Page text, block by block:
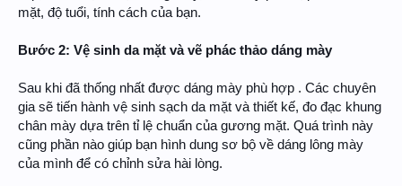
mặt, độ tuổi, tính cách của bạn.
Bước 2: Vệ sinh da mặt và vẽ phác thảo dáng mày
Sau khi đã thống nhất được dáng mày phù hợp . Các chuyên
gia sẽ tiến hành vệ sinh sạch da mặt và thiết kế, đo đạc khung
chân mày dựa trên tỉ lệ chuẩn của gương mặt. Quá trình này
cũng phần nào giúp bạn hình dung sơ bộ về dáng lông mày
của mình để có chỉnh sửa hài lòng.